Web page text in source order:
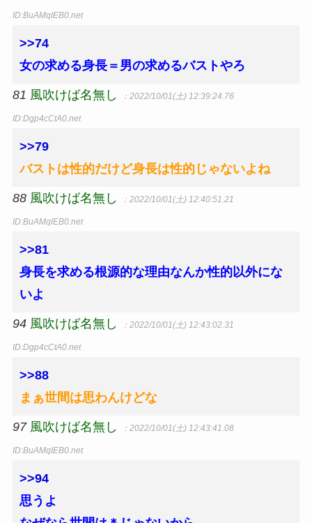
ID:BuAMqIEB0.net
>>74
女の求める身長＝男の求めるバストやろ
81 風吹けば名無し ：2022/10/01(土) 12:39:24.76
ID:Dgp4cCtA0.net
>>79
バストは性的だけど身長は性的じゃないよね
88 風吹けば名無し ：2022/10/01(土) 12:40:51.21
ID:BuAMqIEB0.net
>>81
身長を求める根源的な理由なんか性的以外にな
いよ
94 風吹けば名無し ：2022/10/01(土) 12:43:02.31
ID:Dgp4cCtA0.net
>>88
まぁ世間は思わんけどな
97 風吹けば名無し ：2022/10/01(土) 12:43:41.08
ID:BuAMqIEB0.net
>>94
思うよ